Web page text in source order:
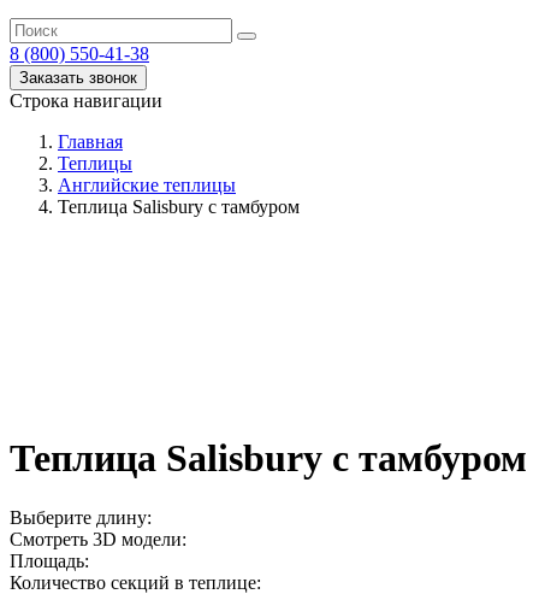
8 (800) 550-41-38
Заказать звонок
Строка навигации
Главная
Теплицы
Английские теплицы
Теплица Salisbury с тамбуром
Теплица Salisbury с тамбуром
Выберите длину:
Смотреть 3D модели:
Площадь:
Количество секций в теплице: